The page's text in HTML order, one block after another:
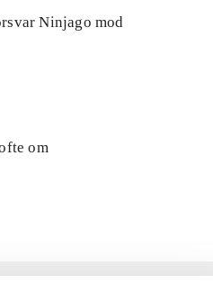
Ninjago mod
om